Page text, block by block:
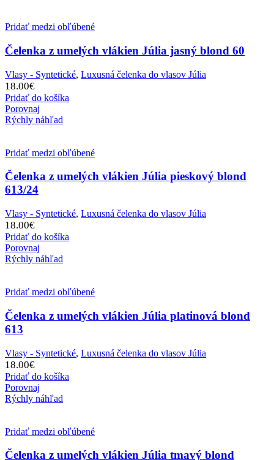
Pridať medzi obľúbené
Čelenka z umelých vlákien Júlia jasný blond 60
Vlasy - Syntetické, Luxusná čelenka do vlasov Júlia
18.00€
Pridať do košíka
Porovnaj
Rýchly náhľad
Pridať medzi obľúbené
Čelenka z umelých vlákien Júlia pieskový blond
613/24
Vlasy - Syntetické, Luxusná čelenka do vlasov Júlia
18.00€
Pridať do košíka
Porovnaj
Rýchly náhľad
Pridať medzi obľúbené
Čelenka z umelých vlákien Júlia platinová blond
613
Vlasy - Syntetické, Luxusná čelenka do vlasov Júlia
18.00€
Pridať do košíka
Porovnaj
Rýchly náhľad
Pridať medzi obľúbené
Čelenka z umelých vlákien Júlia tmavý blond